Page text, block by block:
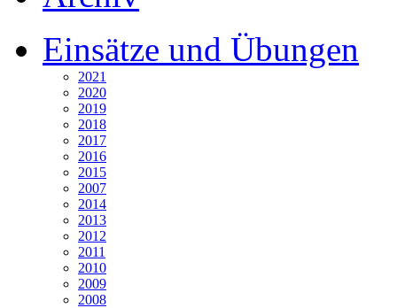
Einsätze und Übungen
2021
2020
2019
2018
2017
2016
2015
2007
2014
2013
2012
2011
2010
2009
2008